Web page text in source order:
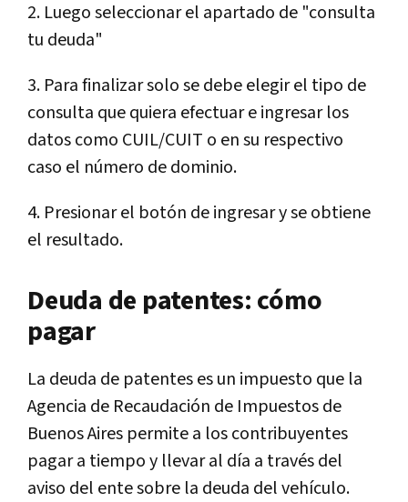
2. Luego seleccionar el apartado de "consulta
tu deuda"
3. Para finalizar solo se debe elegir el tipo de
consulta que quiera efectuar e ingresar los
datos como CUIL/CUIT o en su respectivo
caso el número de dominio.
4. Presionar el botón de ingresar y se obtiene
el resultado.
Deuda de patentes: cómo
pagar
La deuda de patentes es un impuesto que la
Agencia de Recaudación de Impuestos de
Buenos Aires permite a los contribuyentes
pagar a tiempo y llevar al día a través del
aviso del ente sobre la deuda del vehículo.